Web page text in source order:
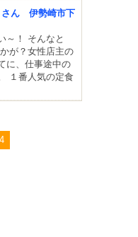
さん 伊勢崎市下
～！ そんなと
が？女性店主の
に、仕事途中の
１番人気の定食